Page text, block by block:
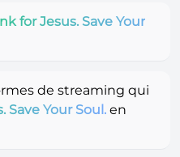
for Jesus. Save Your
de streaming qui
Save Your Soul. en